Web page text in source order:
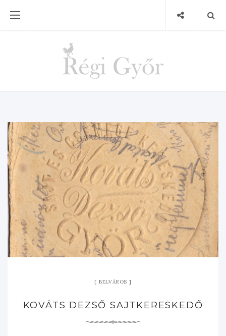
BELVÁROS
KOVÁTS DEZSŐ SAJTKERESKEDŐ